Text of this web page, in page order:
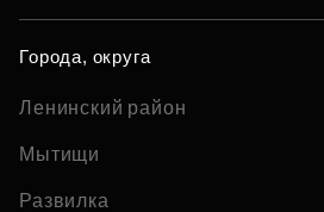
Города, округа
Ленинский район
Мытищи
Развилка